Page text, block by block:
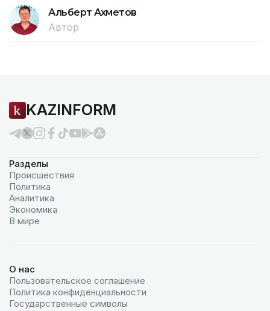
Альберт Ахметов
Автор
KAZINFORM
Разделы
Происшествия
Политика
Аналитика
Экономика
В мире
О нас
Пользовательское соглашение
Политика конфиденциальности
Государственные символы